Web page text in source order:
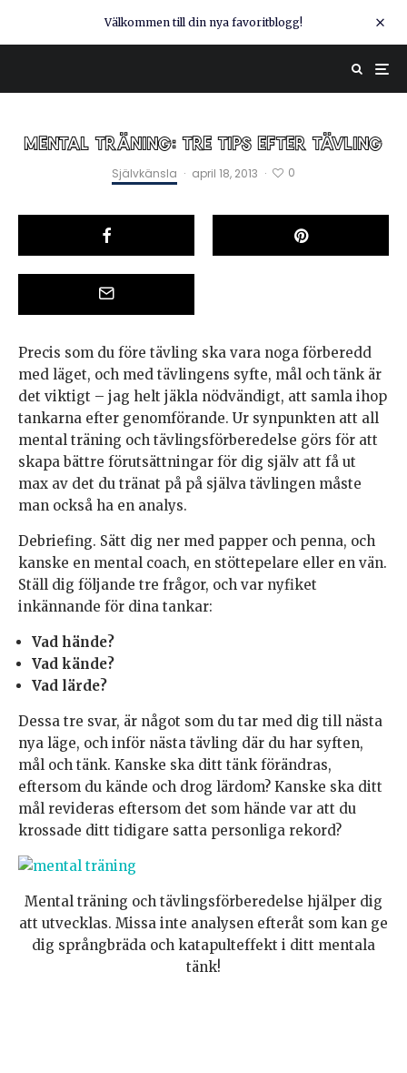
Välkommen till din nya favoritblogg!
MENTAL TRÄNING: TRE TIPS EFTER TÄVLING
Självkänsla · april 18, 2013 · 0
Precis som du före tävling ska vara noga förberedd
med läget, och med tävlingens syfte, mål och tänk är
det viktigt – jag helt jäkla nödvändigt, att samla ihop
tankarna efter genomförande. Ur synpunkten att all
mental träning och tävlingsförberedelse görs för att
skapa bättre förutsättningar för dig själv att få ut
max av det du tränat på på själva tävlingen måste
man också ha en analys.
Debriefing. Sätt dig ner med papper och penna, och
kanske en mental coach, en stöttepelare eller en vän.
Ställ dig följande tre frågor, och var nyfiket
inkännande för dina tankar:
Vad hände?
Vad kände?
Vad lärde?
Dessa tre svar, är något som du tar med dig till nästa
nya läge, och inför nästa tävling där du har syften,
mål och tänk. Kanske ska ditt tänk förändras,
eftersom du kände och drog lärdom? Kanske ska ditt
mål revideras eftersom det som hände var att du
krossade ditt tidigare satta personliga rekord?
Mental träning och tävlingsförberedelse hjälper dig
att utvecklas. Missa inte analysen efteråt som kan ge
dig språngbräda och katapulteffekt i ditt mentala
tänk!